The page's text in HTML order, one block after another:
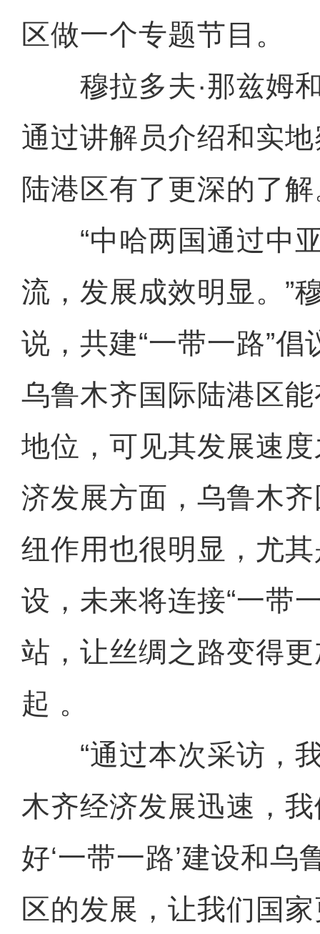
区做一个专题节目。
穆拉多夫·那兹姆和
通过讲解员介绍和实
陆港区有了更深的了
“中哈两国通过中亚
流，发展成效明显。”
说，共建“一带一路”
乌鲁木齐国际陆港区
地位，可见其发展速
济发展方面，乌鲁木
纽作用也很明显，尤
设，未来将连接“一带
站，让丝绸之路变得
起 。
“通过本次采访，我
木齐经济发展迅速，
好‘一带一路’建设和乌
区的发展，让我们国